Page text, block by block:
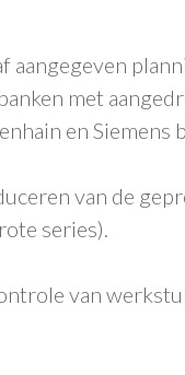
met
en Siemens
van de
series).
van